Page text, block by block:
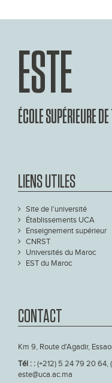
ESTE
ÉCOLE SUPÉRIEURE
LIENS UTILES
Site de l'université
Établissements UCA
Enseignement supérieur
CNRST
Universités du Maroc
EST du Maroc
CONTACT
Km 9, Route d'Agadir,
Tél : :(+212) 5 24 79 20 64,
este@uca.ac.ma